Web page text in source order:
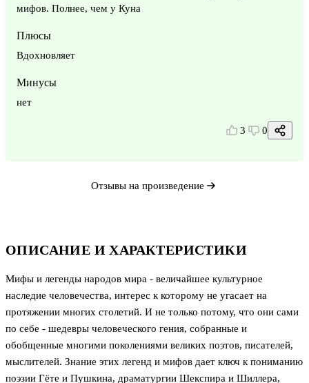
ОПИСАНИЕ И ХАРАКТЕРИСТИКИ
Мифы и легенды народов мира - величайшее культурное
наследие человечества, интерес к которому не угасает на
протяжении многих столетий. И не только потому, что они сами
по себе - шедевры человеческого гения, собранные и
обобщенные многими поколениями великих поэтов, писателей,
мыслителей. Знание этих легенд и мифов дает ключ к пониманию
поэзии Гёте и Пушкина, драматургии Шекспира и Шиллера,
мифов. Полнее, чем у Куна
Плюсы
Вдохновляет
Минусы
нет
3 0
Отзывы на произведение